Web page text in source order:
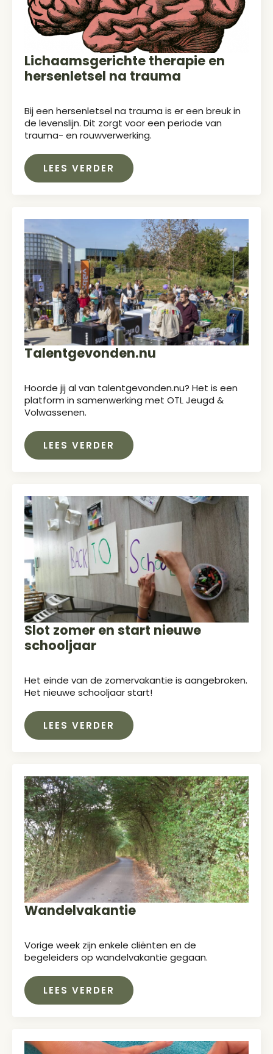
Lichaamsgerichte therapie en
hersenletsel na trauma
Bij een hersenletsel na trauma is er een breuk in
de levenslijn. Dit zorgt voor een periode van
trauma- en rouwverwerking.
LEES VERDER
Talentgevonden.nu
Hoorde jij al van talentgevonden.nu? Het is een
platform in samenwerking met OTL Jeugd &
Volwassenen.
LEES VERDER
Slot zomer en start nieuwe
schooljaar
Het einde van de zomervakantie is aangebroken.
Het nieuwe schooljaar start!
LEES VERDER
Wandelvakantie
Vorige week zijn enkele cliënten en de
begeleiders op wandelvakantie gegaan.
LEES VERDER